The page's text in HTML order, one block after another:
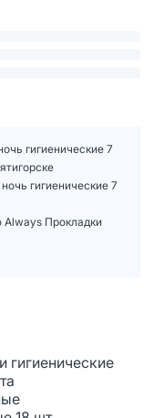
гигиенические 7
гигиенические 7
Always Прокладки
гигиенические